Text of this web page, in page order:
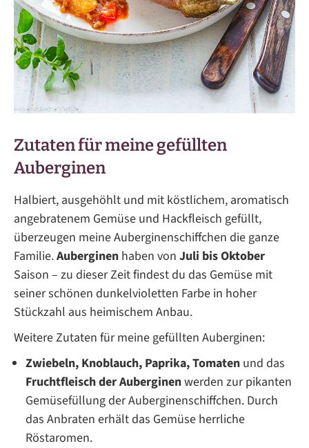
Zutaten für meine gefüllten
Auberginen
Halbiert, ausgehöhlt und mit köstlichem, aromatisch
angebratenem Gemüse und Hackfleisch gefüllt,
überzeugen meine Auberginenschiffchen die ganze
Familie.Auberginen haben von Juli bis Oktober
Saison – zu dieser Zeit findest du das Gemüse mit
seiner schönen dunkelvioletten Farbe in hoher
Stückzahl aus heimischem Anbau.
Weitere Zutaten für meine gefüllten Auberginen:
Zwiebeln, Knoblauch, Paprika, Tomaten und das
Fruchtfleisch der Auberginenwerden zur pikanten
Gemüsefüllung der Auberginenschiffchen. Durch
das Anbraten erhält das Gemüse herrliche
Röstaromen.